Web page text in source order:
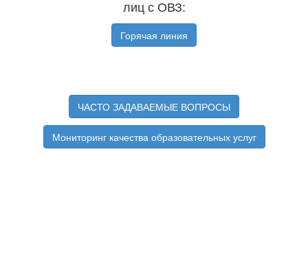
лиц с ОВЗ:
Горячая линия
ЧАСТО ЗАДАВАЕМЫЕ ВОПРОСЫ
Мониторинг качества образовательных услуг